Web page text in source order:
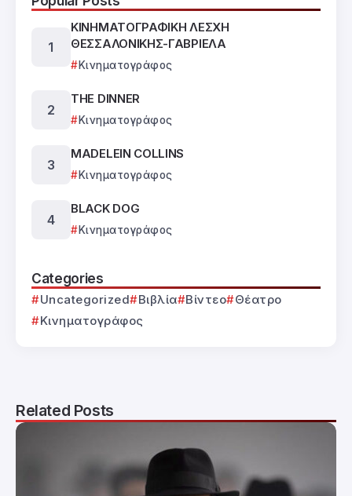
ΚΙΝΗΜΑΤΟΓΡΑΦΙΚΗ ΛΕΣΧΗ
ΘΕΣΣΑΛΟΝΙΚΗΣ-ΓΑΒΡΙΕΛΑ
Κινηματογράφος
THE DINNER
Κινηματογράφος
MADELEIN COLLINS
Κινηματογράφος
BLACK DOG
Κινηματογράφος
Categories
Uncategorized Βιβλία Βίντεο
Θέατρο
Κινηματογράφος
Related Posts